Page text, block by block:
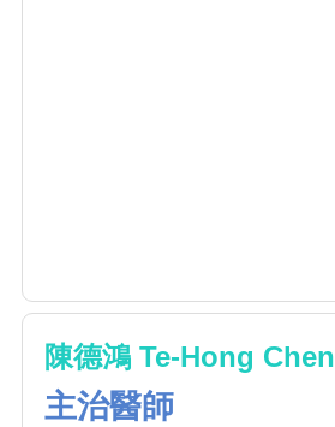
陳德鴻 Te-Hong Chen
主治醫師